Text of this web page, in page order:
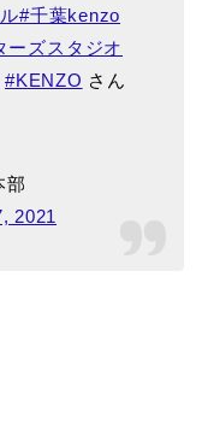
#千葉kenzo
ーズスタジオ
#KENZO さん
部
2021